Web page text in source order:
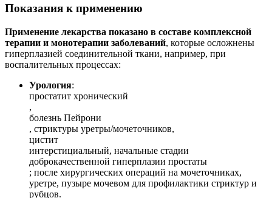
Показания к применению
Применение лекарства показано в составе комплексной
терапии и монотерапии заболеваний, которые осложнены
гиперплазией соединительной ткани, например, при
воспалительных процессах:
Урология:
простатит хронический
,
болезнь Пейрони
, стриктуры уретры/мочеточников,
цистит
интерстициальный, начальные стадии
доброкачественной гиперплазии простаты
; после хирургических операций на мочеточниках,
уретре, пузыре мочевом для профилактики стриктур и
рубцов.